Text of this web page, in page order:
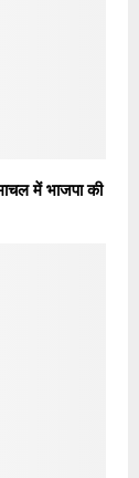
में भाजपा की